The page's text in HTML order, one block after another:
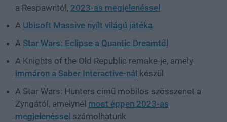
a Respawntól, 2023-as megjelenéssel
A Ubisoft Massive nyílt világú játéka
A Star Wars: Eclipse a Quantic Dreamtől
A Knights of the Old Republic remake-je, amely
immáron a Saber Interactive-nál készül
A Star Wars: Hunters című mobilos szösszenet a
Zyngától, amelynél most éppen 2023-as
megjelenéssel számolhatunk